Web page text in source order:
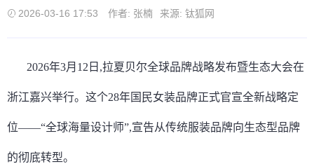
2026-03-16 17:53 作者: 张楠 来源: 钛狐网
2026年3月12日,拉夏贝尔全球品牌战略发布暨生态大会在
浙江嘉兴举行。这个28年国民女装品牌正式官宣全新战略定
位——“全球海量设计师”,宣告从传统服装品牌向生态型品牌
的彻底转型。